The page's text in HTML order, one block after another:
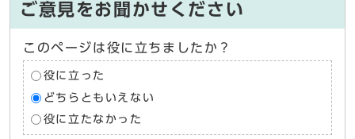
ご意見をお聞かせください
このページは役に立ちましたか？
役に立った
どちらともいえない
役に立たなかった